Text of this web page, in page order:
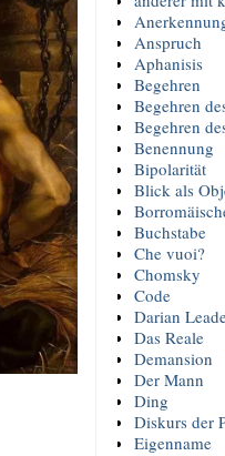
Anspruch
Aphanisis
Begehren
Begehren
Begehren
Benennung
Bipolarität
Blick als
Buchstabe
Che vuoi?
Chomsky
Code
Darian
Das Reale
Demansion
Der Mann
Ding
Diskurs der
Eigenname